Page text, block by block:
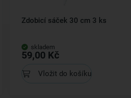
Zdobicí sáček 30 cm 3 ks
skladem
59,00 Kč
Vložit do košíku